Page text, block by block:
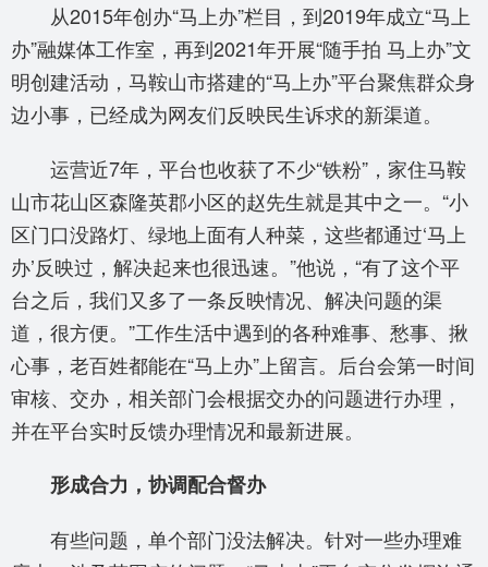
从2015年创办“马上办”栏目，到2019年成立“马上
办”融媒体工作室，再到2021年开展“随手拍 马上办”文
明创建活动，马鞍山市搭建的“马上办”平台聚焦群众身
边小事，已经成为网友们反映民生诉求的新渠道。
运营近7年，平台也收获了不少“铁粉”，家住马鞍
山市花山区森隆英郡小区的赵先生就是其中之一。“小
区门口没路灯、绿地上面有人种菜，这些都通过‘马上
办’反映过，解决起来也很迅速。”他说，“有了这个平
台之后，我们又多了一条反映情况、解决问题的渠
道，很方便。”工作生活中遇到的各种难事、愁事、揪
心事，老百姓都能在“马上办”上留言。后台会第一时间
审核、交办，相关部门会根据交办的问题进行办理，
并在平台实时反馈办理情况和最新进展。
形成合力，协调配合督办
有些问题，单个部门没法解决。针对一些办理难